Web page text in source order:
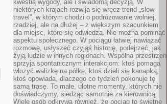
kwestią wygody, ale i świadomą decyzją. W
niektórych krajach rozwija się wręcz trend „slow
travel”, w którym chodzi o podróżowanie wolniej,
rzadziej, ale na dłużej – z większym szacunkiem
dla miejsc, które się odwiedza. Nie można pominąć
aspektu społecznego. W pociągu łatwiej nawiązać
rozmowę, usłyszeć czyjąś historię, podejrzeć, jak
żyją ludzie w innych regionach. Wspólna przestrzeń
sprzyja spontanicznym interakcjom: ktoś pomaga
włożyć walizkę na półkę, ktoś dzieli się kanapką,
ktoś opowiada, dlaczego co tydzień pokonuje tę
samą trasę. To małe, ulotne momenty, których nie
doświadczymy, siedząc samotnie za kierownicą.
Wiele osób odkrywa również, że pociąg to świetne